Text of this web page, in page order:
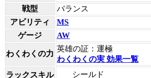
戦型
バランス
アビリティ
MS
ゲージ
AW
わくわくの力
英雄の証：運極
わくわくの実 効果一覧
ラックスキル
シールド